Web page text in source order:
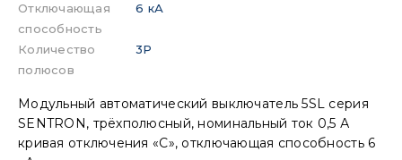
Отключающая
способность
6 кА
Количество
полюсов
3P
Модульный автоматический выключатель 5SL серия
SENTRON, трёхполюсный, номинальный ток 0,5 А
кривая отключения «C», отключающая способность 6